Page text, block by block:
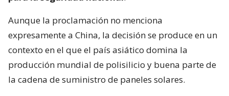
Aunque la proclamación no menciona
expresamente a China, la decisión se produce en un
contexto en el que el país asiático domina la
producción mundial de polisilicio y buena parte de
la cadena de suministro de paneles solares.